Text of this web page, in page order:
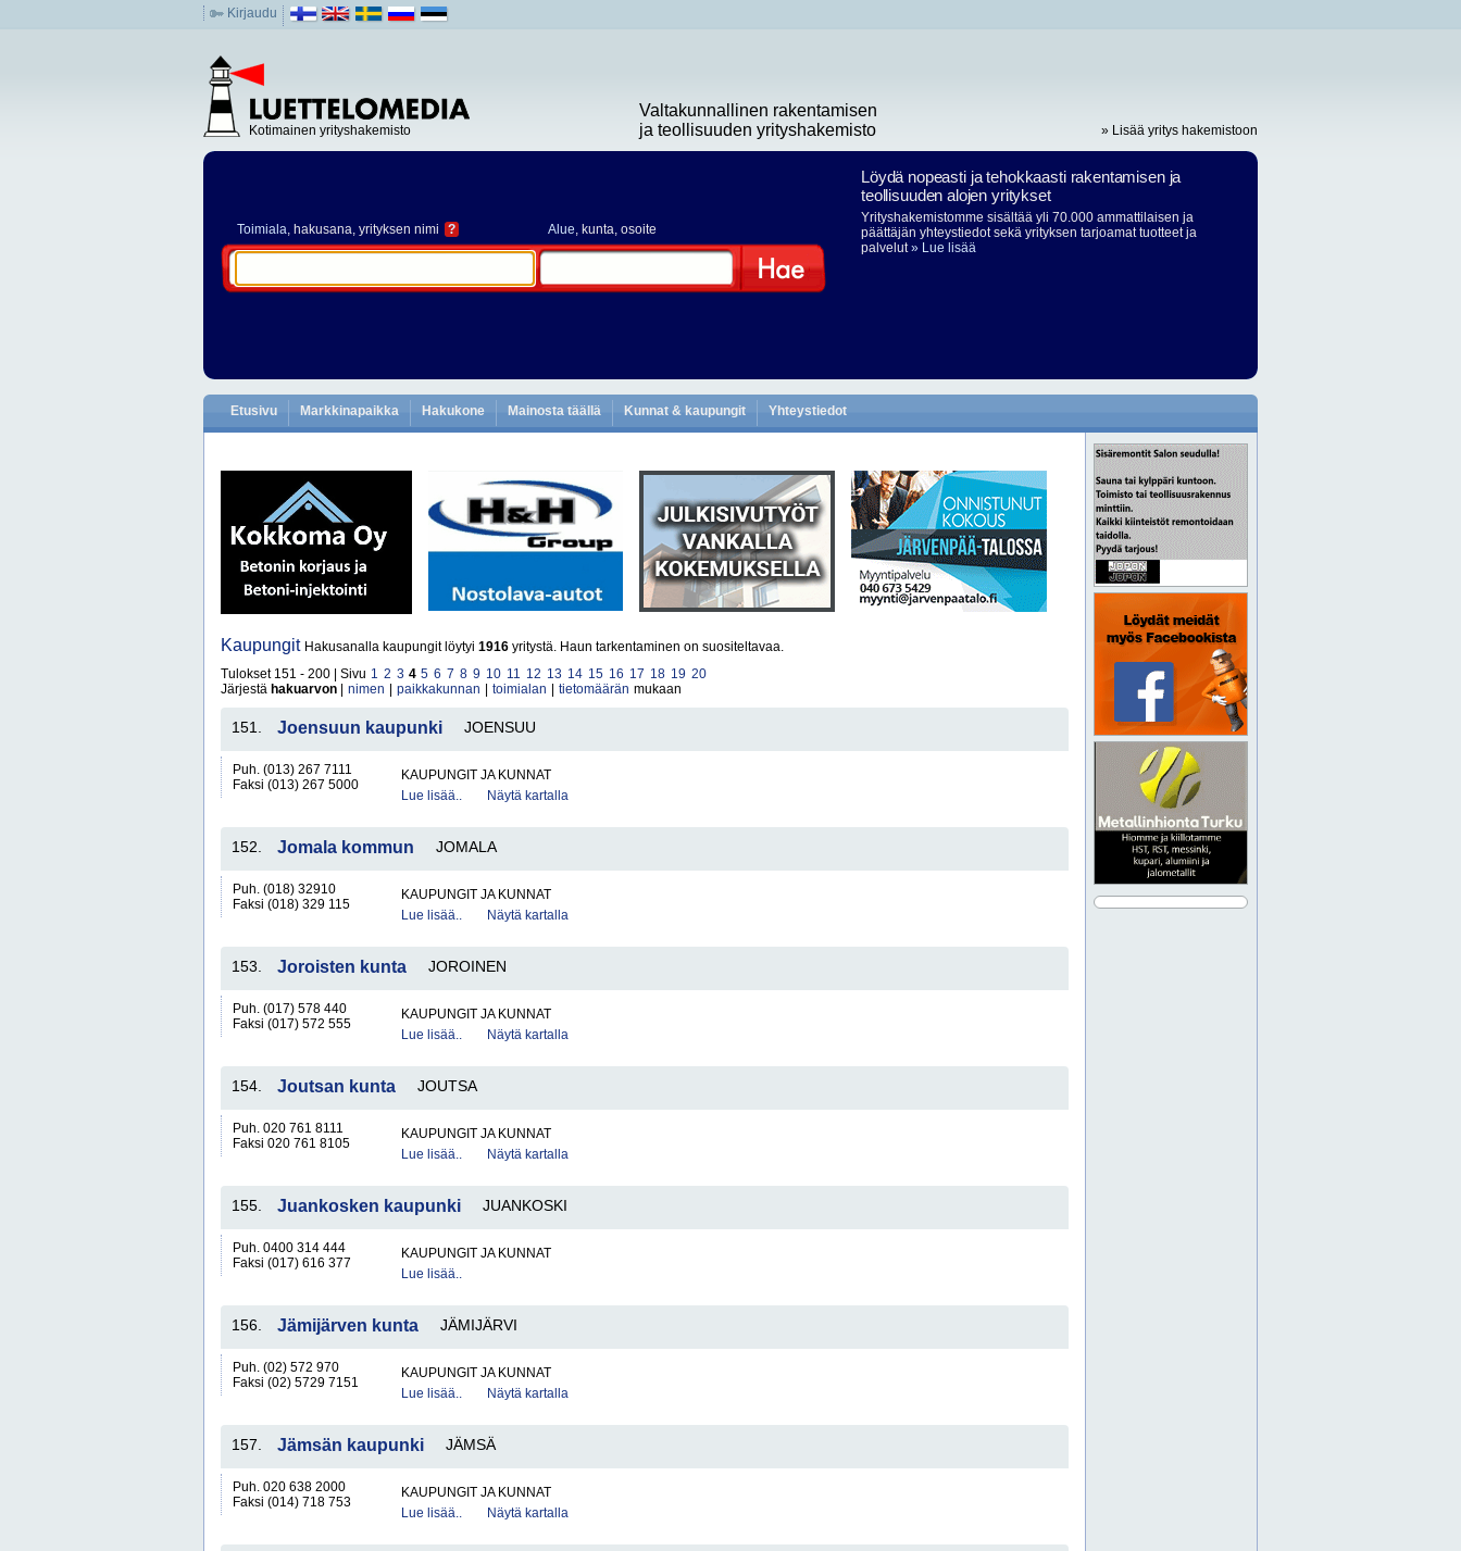
Kirjaudu
Kotimainen yrityshakemisto
Valtakunnallinen rakentamisen
ja teollisuuden yrityshakemisto
» Lisää yritys hakemistoon
Toimiala, hakusana, yrityksen nimi ? Alue, kunta, osoite
Löydä nopeasti ja tehokkaasti rakentamisen ja
teollisuuden alojen yritykset
Yrityshakemistomme sisältää yli 70.000 ammattilaisen ja
päättäjän yhteystiedot sekä yrityksen tarjoamat tuotteet ja
palvelut» Lue lisää
Etusivu Markkinapaikka Hakukone Mainosta täällä Kunnat & kaupungit Yhteystiedot
Kaupungit Hakusanalla kaupungit löytyi 1916 yritystä. Haun tarkentaminen on suositeltavaa.
Tulokset 151 - 200 | Sivu 1 2 3 4 5 6 7 8 9 10 11 12 13 14 15 16 17 18 19 20
Järjestä hakuarvon nimen paikkakunnan toimialan tietomäärän mukaan
151. Joensuun kaupunki JOENSUU
Puh. (013) 267 7111
Faksi (013) 267 5000
KAUPUNGIT JA KUNNAT
Lue lisää..
Näytä kartalla
152. Jomala kommun JOMALA
Puh. (018) 32910
Faksi (018) 329 115
KAUPUNGIT JA KUNNAT
Lue lisää..
Näytä kartalla
153. Joroisten kunta JOROINEN
Puh. (017) 578 440
Faksi (017) 572 555
KAUPUNGIT JA KUNNAT
Lue lisää..
Näytä kartalla
154. Joutsan kunta JOUTSA
Puh. 020 761 8111
Faksi 020 761 8105
KAUPUNGIT JA KUNNAT
Lue lisää..
Näytä kartalla
155. Juankosken kaupunki JUANKOSKI
Puh. 0400 314 444
Faksi (017) 616 377
KAUPUNGIT JA KUNNAT
Lue lisää..
156. Jämijärven kunta JÄMIJÄRVI
Puh. (02) 572 970
Faksi (02) 5729 7151
KAUPUNGIT JA KUNNAT
Lue lisää..
Näytä kartalla
157. Jämsän kaupunki JÄMSÄ
Puh. 020 638 2000
Faksi (014) 718 753
KAUPUNGIT JA KUNNAT
Lue lisää..
Näytä kartalla